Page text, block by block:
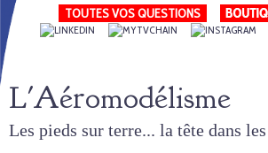
TOUTES VOS QUESTIONS
L'Aéromodélisme
Les pieds sur terre... la tête dans les